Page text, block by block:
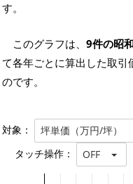
す。
このグラフは、 9件の昭
て各年ごとに算出した取引
のです。
対象： 坪単価（万円/坪）
タッチ操作： OFF